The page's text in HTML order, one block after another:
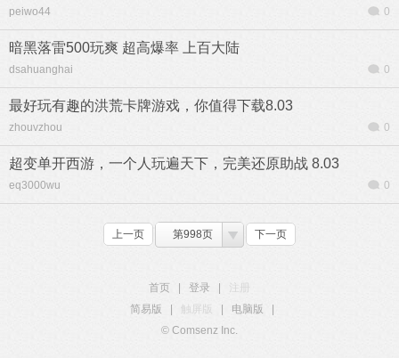
peiwo44 0
暗黑落雷500玩爽 超高爆率 上百大陆
dsahuanghai 0
最好玩有趣的洪荒卡牌游戏，你值得下载8.03
zhouvzhou 0
超变单开西游，一个人玩遍天下，完美还原助战 8.03
eq3000wu 0
上一页 第998页 下一页
首页 登录
注册
简易版
触屏版 电脑版
© Comsenz Inc.